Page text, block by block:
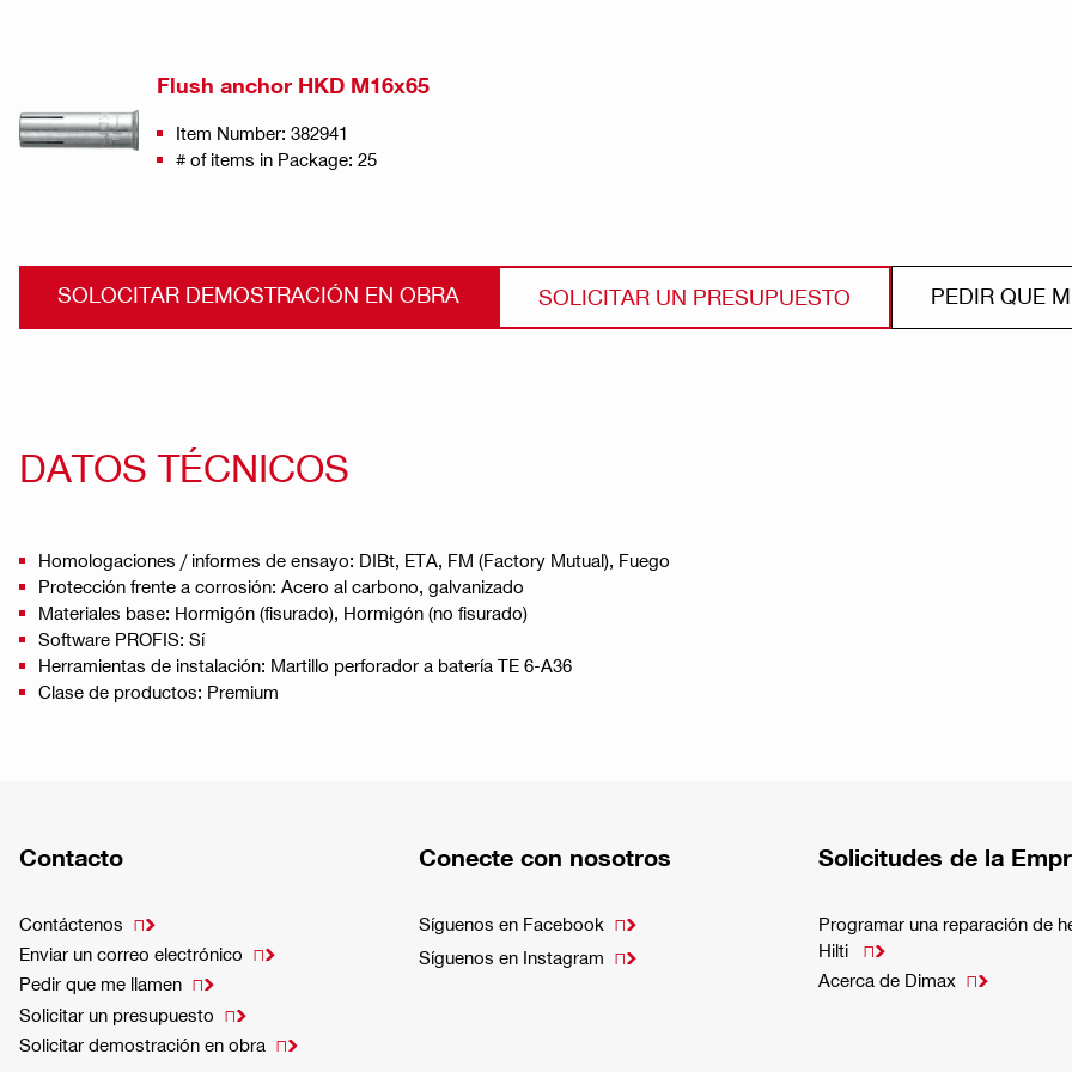
Flush anchor HKD M16x65
Item Number: 382941
# of items in Package: 25
SOLOCITAR DEMOSTRACIÓN EN OBRA SOLICITAR UN PRESUPUESTO PEDIR QUE
DATOS TÉCNICOS
Homologaciones / informes de ensayo: DIBt, ETA, FM (Factory Mutual), Fuego
Protección frente a corrosión: Acero al carbono, galvanizado
Materiales base: Hormigón (fisurado), Hormigón (no fisurado)
Software PROFIS: Sí
Herramientas de instalación: Martillo perforador a batería TE 6-A36
Clase de productos: Premium
Contacto
Contáctenos 
Enviar un correo electrónico 
Pedir que me llamen 
Solicitar un presupuesto 
Solicitar demostración en obra 
Conecte con nosotros
Síguenos en Facebook 
Síguenos en Instagram 
Solicitudes de la
Programar una reparación de
Hilti

Acerca de Dimax 